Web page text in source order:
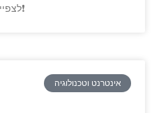
לצפייה ישירה❗️
אינטרנט וטכנולוגיה